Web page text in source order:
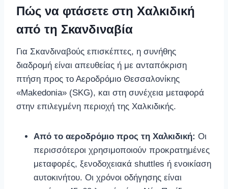
Πώς να φτάσετε στη Χαλκιδική
από τη Σκανδιναβία
Για Σκανδιναβούς επισκέπτες, η συνήθης
διαδρομή είναι απευθείας ή με ανταπόκριση
πτήση προς το Αεροδρόμιο Θεσσαλονίκης
«Makedonia» (SKG), και στη συνέχεια μεταφορά
στην επιλεγμένη περιοχή της Χαλκιδικής.
Από το αεροδρόμιο προς τη Χαλκιδική: Οι
περισσότεροι χρησιμοποιούν προκρατημένες
μεταφορές, ξενοδοχειακά shuttles ή ενοικίαση
αυτοκινήτου. Οι χρόνοι οδήγησης είναι